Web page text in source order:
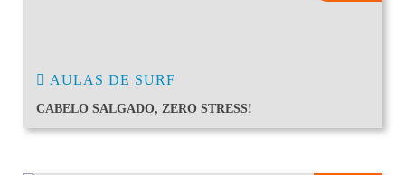
AULAS DE SURF
CABELO SALGADO, ZERO STRESS!